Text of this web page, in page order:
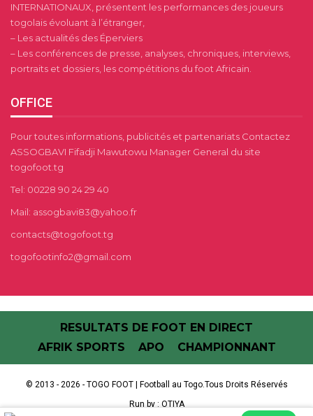
INTERNATIONAUX, présentent les performances des joueurs
togolais évoluant à l’étranger,
– Les actualités des Éperviers
– Les conférences de presse, analyses, chroniques, interviews,
portraits et dossiers, les compétitions du foot Africain.
OFFICE
Pour toutes informations, publicités et partenariats Contactez
ASSOGBAVI Fifadji Mawutowu Manager General du site
togofoot.tg
Tel: 00228 90 24 29 40
Mail: assogbavi83@yahoo.fr
contacts@togofoot.tg
togofootinfo2@gmail.com
RESULTATS DE FOOT EN DIRECT
AFRIK SPORTS
APO CHAMPIONNANT
© 2013 - 2026 - TOGO FOOT | Football au Togo.Tous Droits Réservés
Run by : OTIYA